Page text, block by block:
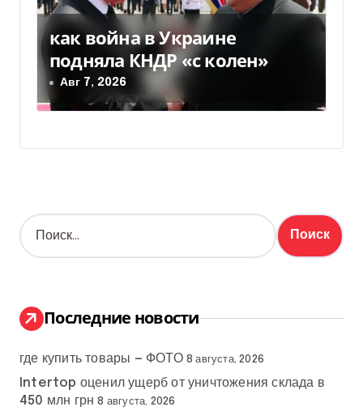
как война в Украине
подняла КНДР «с колен»
Авг 7, 2026
Н
а
:
Последние новости
где купить товары — ФОТО 8 августа, 2026
Intertop оценил ущерб от уничтожения склада в
450 млн грн 8 августа, 2026